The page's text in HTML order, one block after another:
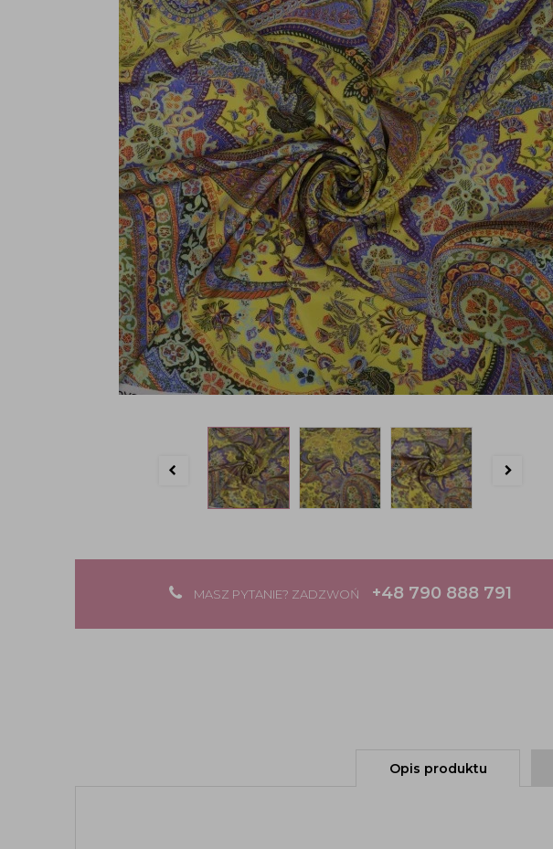
MASZ PYTANIE? ZADZWOŃ +48 790 888 791
Opis produktu